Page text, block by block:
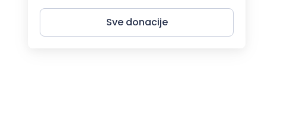
Sve donacije